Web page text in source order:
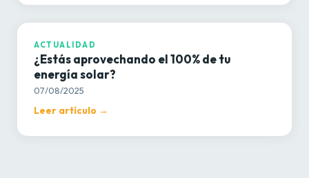
ACTUALIDAD
ACTUALIDAD
¿Estás aprovechando el 100% de tu
energía solar?
07/08/2025
Leer artículo →